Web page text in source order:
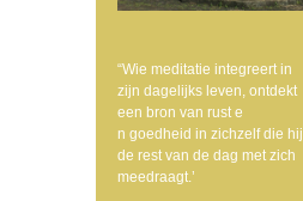
“Wie meditatie integreert in
zijn dagelijks leven, ontdekt
een bron van rust e
n goedheid in zichzelf die hij
de rest van de dag met zich
meedraagt.’